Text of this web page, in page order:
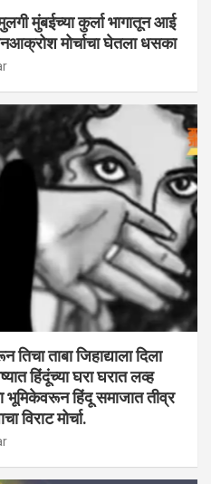
मुंबईच्या कुर्ला भागातून आई
मोर्चाचा घेतला धसका
ताबा जिहाद्याला दिला
हिंदूंच्या घरा घरात लव्ह
भूमिकेवरून हिंदू समाजात तीव्र
विराट मोर्चा.